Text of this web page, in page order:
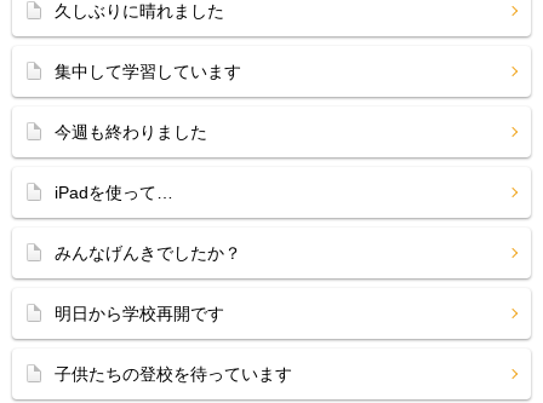
久しぶりに晴れました
集中して学習しています
今週も終わりました
iPadを使って…
みんなげんきでしたか？
明日から学校再開です
子供たちの登校を待っています